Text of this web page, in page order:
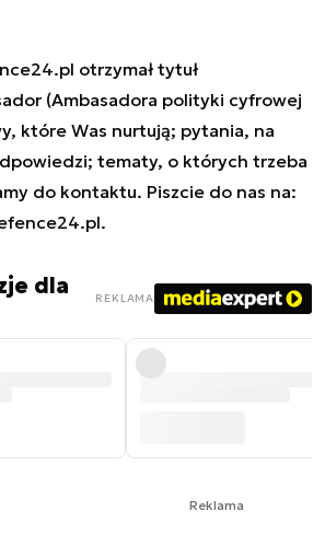
otrzymał tytuł
(Ambasadora polityki cyfrowej
które Was nurtują; pytania, na
tematy, o których trzeba
do kontaktu. Piszcie do nas na:
.
dla
REKLAMA
Reklama